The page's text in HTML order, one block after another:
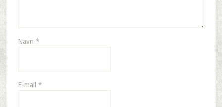
Navn *
E-mail *